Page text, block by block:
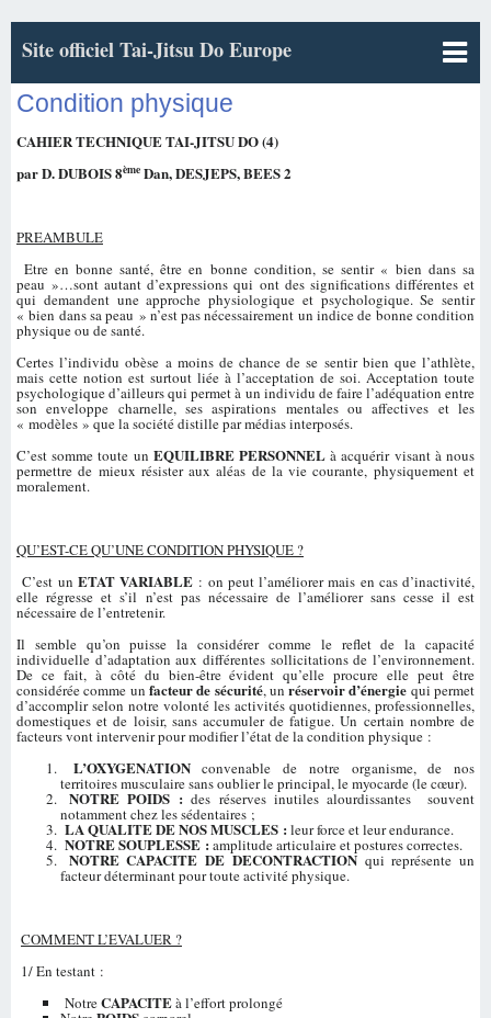
Site officiel Tai-Jitsu Do Europe
Condition physique
CAHIER TECHNIQUE TAI-JITSU DO (4)
par D. DUBOIS 8ème Dan, DESJEPS, BEES 2
PREAMBULE
Etre en bonne santé, être en bonne condition, se sentir « bien dans sa
peau »…sont autant d’expressions qui ont des significations différentes et
qui demandent une approche physiologique et psychologique. Se sentir
« bien dans sa peau » n’est pas nécessairement un indice de bonne condition
physique ou de santé.
Certes l’individu obèse a moins de chance de se sentir bien que l’athlète,
mais cette notion est surtout liée à l’acceptation de soi. Acceptation toute
psychologique d’ailleurs qui permet à un individu de faire l’adéquation entre
son enveloppe charnelle, ses aspirations mentales ou affectives et les
« modèles » que la société distille par médias interposés.
C’est somme toute un EQUILIBRE PERSONNEL à acquérir visant à nous
permettre de mieux résister aux aléas de la vie courante, physiquement et
moralement.
QU’EST-CE QU’UNE CONDITION PHYSIQUE ?
C’est un ETAT VARIABLE : on peut l’améliorer mais en cas d’inactivité,
elle régresse et s’il n’est pas nécessaire de l’améliorer sans cesse il est
nécessaire de l’entretenir.
Il semble qu’on puisse la considérer comme le reflet de la capacité
individuelle d’adaptation aux différentes sollicitations de l’environnement.
De ce fait, à côté du bien-être évident qu’elle procure elle peut être
considérée comme un facteur de sécurité, unréservoir d’énergie qui permet
d’accomplir selon notre volonté les activités quotidiennes, professionnelles,
domestiques et de loisir, sans accumuler de fatigue. Un certain nombre de
facteurs vont intervenir pour modifier l’état de la condition physique :
L’OXYGENATIONconvenable de notre organisme, de nos
territoires musculaire sans oublier le principal, le myocarde (le cœur).
NOTRE POIDS : des réserves inutiles alourdissantes souvent
notamment chez les sédentaires ;
LA QUALITE DE NOS MUSCLES : leur force et leur endurance.
NOTRE SOUPLESSE : amplitude articulaire et postures correctes.
NOTRE CAPACITE DE DECONTRACTIONqui représente un
facteur déterminant pour toute activité physique.
COMMENT L’EVALUER ?
1/ En testant :
NotreCAPACITEà l’effort prolongé